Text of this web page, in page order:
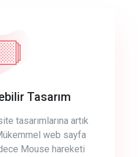
Tasarım
tasarımlarına artık
web sayfa
Mouse hareketi